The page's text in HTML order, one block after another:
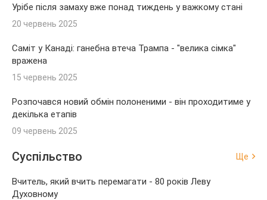
Урібе після замаху вже понад тиждень у важкому стані
20 червень 2025
Саміт у Канаді: ганебна втеча Трампа - "велика сімка"
вражена
15 червень 2025
Розпочався новий обмін полоненими - він проходитиме у
декілька етапів
09 червень 2025
Суспільство Ще
Вчитель, який вчить перемагати - 80 років Леву
Духовному